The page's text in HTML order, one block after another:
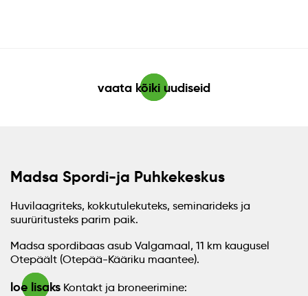
vaata kõiki uudiseid
Madsa Spordi-ja Puhkekeskus
Huvilaagriteks, kokkutulekuteks, seminarideks ja
suurüritusteks parim paik.
Madsa spordibaas asub Valgamaal, 11 km kaugusel
Otepäält (Otepää-Kääriku maantee).
loe lisaks Kontakt ja broneerimine: